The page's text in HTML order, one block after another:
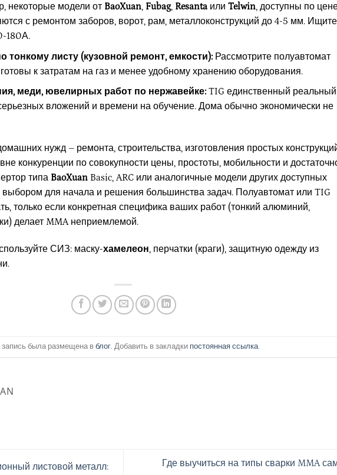
некоторые модели от BaoXuan, Fubag, Resantaили Telwin, доступны по
с ремонтом заборов, ворот, рам, металлоконструкций до 4-5 мм. Ищите
180А.
тонкому листу (кузовной ремонт, емкости):Рассмотрите полуавтомат
к затратам на газ и менее удобному хранению оборудования.
меди, ювелирных работ по нержавейке:TIG единственный реальный
вложений и времени на обучение. Дома обычно экономически не
нужд – ремонта, строительства, изготовления простых
конкуренции по совокупности цены, простоты, мобильности и
типа BaoXuan Basic, ARC или аналогичные модели других доступных
для начала и решения большинства задач. Полуавтомат или TIG
только если конкретная специфика ваших работ (тонкий алюминий,
делает MMA неприемлемой.
СИЗ: маску-хамелеон, перчатки (краги), защитную одежду из
запись была размещена в блог. Добавить в закладки постоянная ссылка.
листовой металл:
Где выучиться на типы сварки MMA